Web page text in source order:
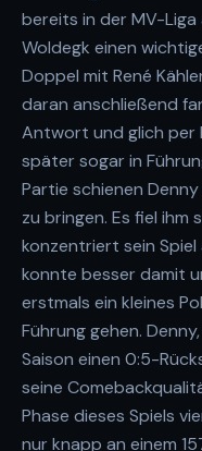
bereits in der MV-
Woldegk einen
Doppel mit René
daran anschließend
Antwort und glich per
später sogar in
Partie schienen
zu bringen. Es fiel ihm
konzentriert sein Spiel
konnte besser damit
erstmals ein kleines
Führung gehen.
Saison einen 0:5-
seine
Phase dieses Spiels
nur knapp an einem